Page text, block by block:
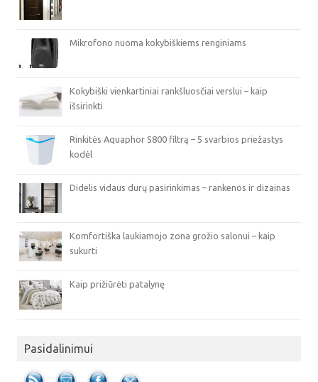
Mikrofono nuoma kokybiškiems renginiams
Kokybiški vienkartiniai rankšluosčiai verslui – kaip
išsirinkti
Rinkitės Aquaphor S800 filtrą – 5 svarbios priežastys
kodėl
Didelis vidaus durų pasirinkimas – rankenos ir dizainas
Komfortiška laukiamojo zona grožio salonui – kaip
sukurti
Kaip prižiūrėti patalynę
Pasidalinimui